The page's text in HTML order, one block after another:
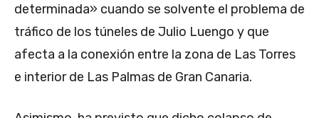
determinada» cuando se solvente el problema de
tráfico de los túneles de Julio Luengo y que
afecta a la conexión entre la zona de Las Torres
e interior de Las Palmas de Gran Canaria.